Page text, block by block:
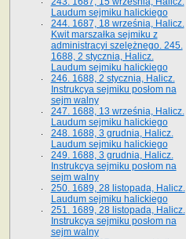
Laudum sejmiku halickiego
244. 1687, 18 września, Halicz.
Kwit marszałka sejmiku z
administracyi szelężnego. 245.
1688, 2 stycznia, Halicz.
Laudum sejmiku halickiego
246. 1688, 2 stycznia, Halicz.
Instrukcya sejmiku posłom na
sejm walny
247. 1688, 13 września, Halicz.
Laudum sejmiku halickiego
248. 1688, 3 grudnia, Halicz.
Laudum sejmiku halickiego
249. 1688, 3 grudnia, Halicz.
Instrukcya sejmiku posłom na
sejm walny
250. 1689, 28 listopada, Halicz.
Laudum sejmiku halickiego
251. 1689, 28 listopada, Halicz.
Instrukcya sejmiku posłom na
sejm walny